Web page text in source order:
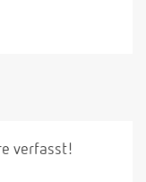
verfasst!